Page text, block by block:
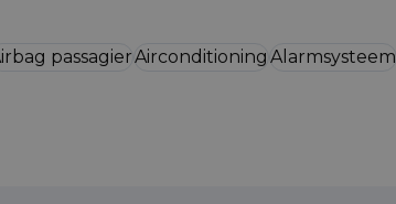
passagierAirconditioning Alarmsysteem